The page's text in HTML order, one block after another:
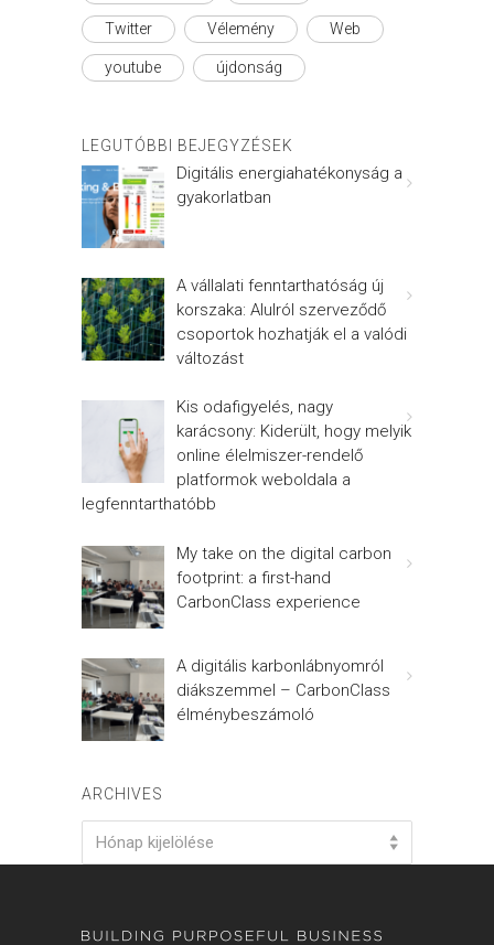
Twitter Vélemény Web
youtube újdonság
LEGUTÓBBI BEJEGYZÉSEK
Digitális energiahatékonyság a
gyakorlatban
A vállalati fenntarthatóság új
korszaka: Alulról szerveződő
csoportok hozhatják el a valódi
változást
Kis odafigyelés, nagy
karácsony: Kiderült, hogy melyik
online élelmiszer-rendelő
platformok weboldala a
legfenntarthatóbb
My take on the digital carbon
footprint: a first-hand
CarbonClass experience
A digitális karbonlábnyomról
diákszemmel – CarbonClass
élménybeszámoló
ARCHIVES
Archives
Hónap kijelölése